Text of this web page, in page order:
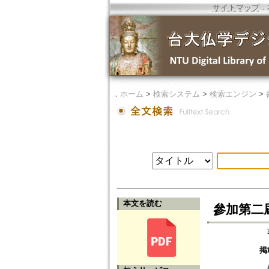
サイトマップ．
． ホーム > 検索システム > 検索エンジン >
本文を読む 參加第二
掲